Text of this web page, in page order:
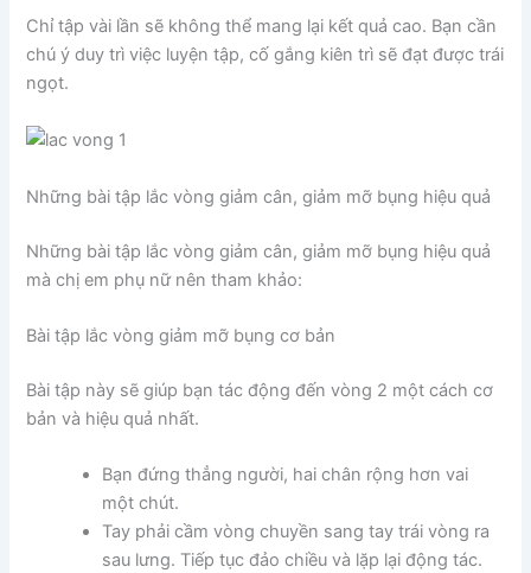
Chỉ tập vài lần sẽ không thể mang lại kết quả cao. Bạn cần
chú ý duy trì việc luyện tập, cố gắng kiên trì sẽ đạt được trái
ngọt.
Những bài tập lắc vòng giảm cân, giảm mỡ bụng hiệu quả
Những bài tập lắc vòng giảm cân, giảm mỡ bụng hiệu quả
mà chị em phụ nữ nên tham khảo:
Bài tập lắc vòng giảm mỡ bụng cơ bản
Bài tập này sẽ giúp bạn tác động đến vòng 2 một cách cơ
bản và hiệu quả nhất.
Bạn đứng thẳng người, hai chân rộng hơn vai
một chút.
Tay phải cầm vòng chuyền sang tay trái vòng ra
sau lưng. Tiếp tục đảo chiều và lặp lại động tác.